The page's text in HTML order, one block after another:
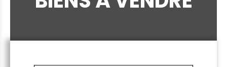
ACHETER VENDRE LOUER FAIRE GÉRER
LES CONSEILS IMMO ESTIMER MON BIEN